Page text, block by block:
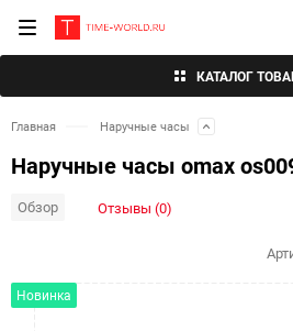
КАТАЛОГ
Главная Наручные часы
Наручные часы omax
Обзор Отзывы (0)
Новинка